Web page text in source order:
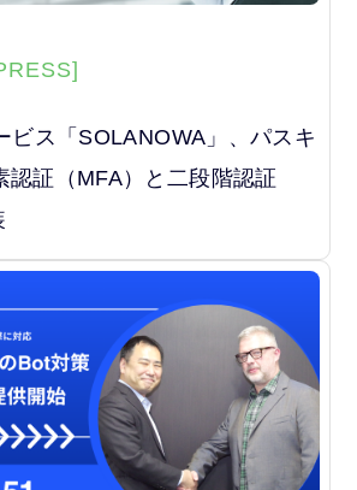
ビス「SOLANOWA」、パスキ
認証（MFA）と二段階認証